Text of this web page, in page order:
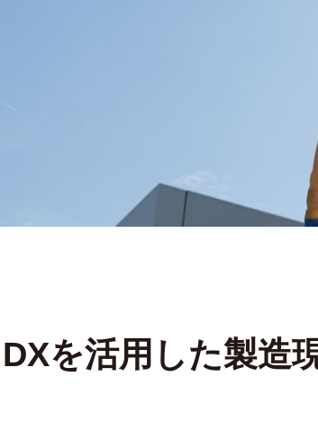
DXを活用した製造